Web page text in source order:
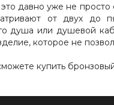
давно уже не просто
от двух до
душа или душевой
которое не
купить